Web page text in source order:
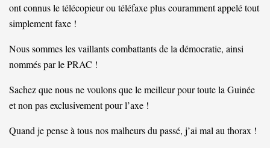
ont connus le télécopieur ou téléfaxe plus couramment appelé tout
simplement faxe !
Nous sommes les vaillants combattants de la démocratie, ainsi
nommés par le PRAC !
Sachez que nous ne voulons que le meilleur pour toute la Guinée
et non pas exclusivement pour l’axe !
Quand je pense à tous nos malheurs du passé, j’ai mal au thorax !